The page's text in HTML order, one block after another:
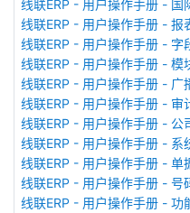
线联ERP - 用户操作手册 - 国
线联ERP - 用户操作手册 - 报
线联ERP - 用户操作手册 - 字
线联ERP - 用户操作手册 - 模
线联ERP - 用户操作手册 - 广
线联ERP - 用户操作手册 - 审
线联ERP - 用户操作手册 - 公
线联ERP - 用户操作手册 - 系
线联ERP - 用户操作手册 - 单
线联ERP - 用户操作手册 - 号
线联ERP - 用户操作手册 - 功